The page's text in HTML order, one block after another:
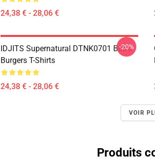
24,38 € - 28,06 €
IDJITS Supernatural DTNK0701 Bob's
Burgers T-Shirts
24,38 € - 28,06 €
-20%
VOIR
Produits